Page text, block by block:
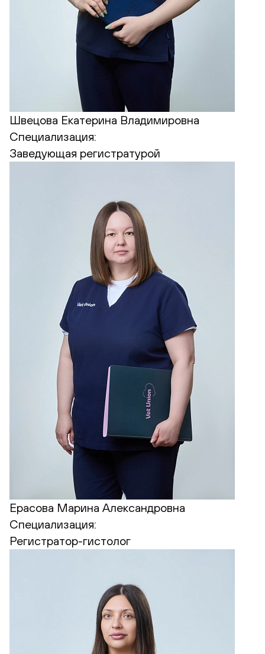
Швецова Екатерина Владимировна
Специализация:
Заведующая регистратурой
Ерасова Марина Александровна
Специализация:
Регистратор-гистолог